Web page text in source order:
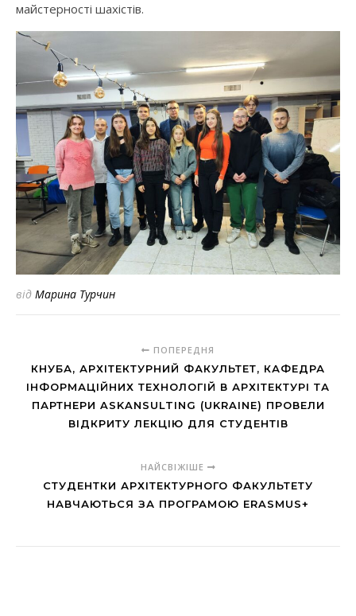
майстерності шахістів.
від Марина Турчин
ПОПЕРЕДНЯ
КНУБА, АРХІТЕКТУРНИЙ ФАКУЛЬТЕТ, КАФЕДРА
ІНФОРМАЦІЙНИХ ТЕХНОЛОГІЙ В АРХІТЕКТУРІ ТА
ПАРТНЕРИ ASKANSULTING (UKRAINE) ПРОВЕЛИ
ВІДКРИТУ ЛЕКЦІЮ ДЛЯ СТУДЕНТІВ
НАЙСВІЖІШЕ
СТУДЕНТКИ АРХІТЕКТУРНОГО ФАКУЛЬТЕТУ
НАВЧАЮТЬСЯ ЗА ПРОГРАМОЮ ЕRASMUS+